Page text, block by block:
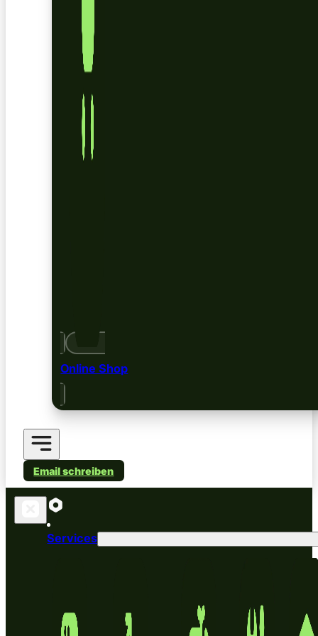
Online Shop
Email schreiben
Services